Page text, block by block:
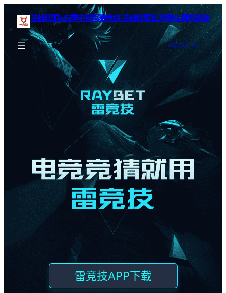
英雄联盟MSI季中冠军赛竞猜-英雄联盟官方网站-腾讯游戏
BOOK SEAT